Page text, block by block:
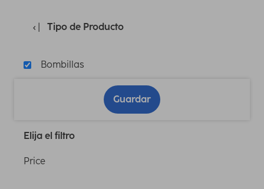
Tipo de Producto
Bombillas
Guardar
Elija el filtro
Price